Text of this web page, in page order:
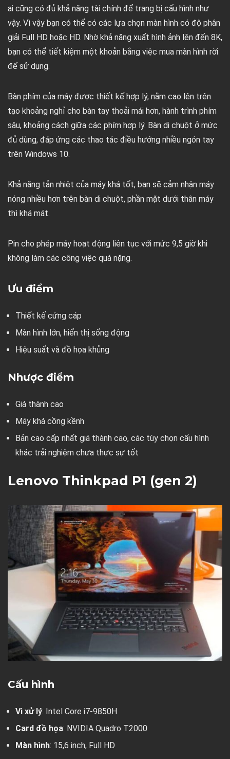
ai cũng có đủ khả năng tài chính để trang bị cấu hình như
vậy. Vì vậy bạn có thể có các lựa chọn màn hình có độ phân
giải Full HD hoặc HD. Nhờ khả năng xuất hình ảnh lên đến 8K,
bạn có thể tiết kiệm một khoản bằng việc mua màn hình rời
để sử dụng.
Bàn phím của máy được thiết kế hợp lý, nằm cao lên trên
tạo khoảng nghỉ cho bàn tay thoải mái hơn, hành trình phím
sâu, khoảng cách giữa các phím hợp lý. Bàn di chuột ở mức
đủ dùng, đáp ứng các thao tác điều hướng nhiều ngón tay
trên Windows 10.
Khả năng tản nhiệt của máy khá tốt, bạn sẽ cảm nhận máy
nóng nhiều hơn trên bàn di chuột, phần mặt dưới thân máy
thì khá mát.
Pin cho phép máy hoạt động liên tục với mức 9,5 giờ khi
không làm các công việc quá nặng.
Ưu điểm
Thiết kế cứng cáp
Màn hình lớn, hiển thị sống động
Hiệu suất và đồ họa khủng
Nhược điểm
Giá thành cao
Máy khá cồng kềnh
Bản cao cấp nhất giá thành cao, các tùy chọn cấu hình
khác trải nghiệm chưa thực sự tốt
Lenovo Thinkpad P1 (gen 2)
Cấu hình
Vi xử lý: Intel Core i7-9850H
Card đồ họa: NVIDIA Quadro T2000
Màn hình: 15,6 inch, Full HD